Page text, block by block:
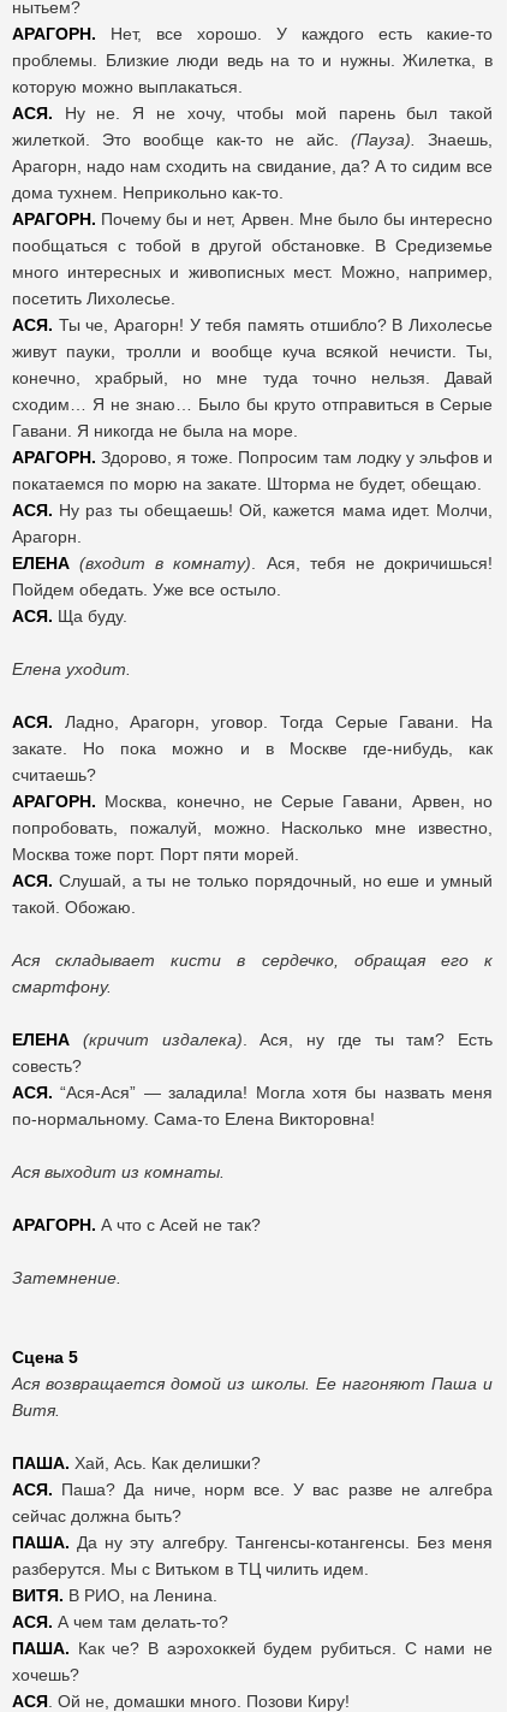
нытьем?
АРАГОРН. Нет, все хорошо. У каждого есть какие-то
проблемы. Близкие люди ведь на то и нужны. Жилетка, в
которую можно выплакаться.
АСЯ. Ну не. Я не хочу, чтобы мой парень был такой
жилеткой. Это вообще как-то не айс. (Пауза).
Знаешь,
Арагорн, надо нам сходить на свидание, да? А то сидим все
дома тухнем. Неприкольно как-то.
АРАГОРН. Почему бы и нет, Арвен. Мне было бы интересно
пообщаться с тобой в другой обстановке. В Средиземье
много интересных и живописных мест. Можно, например,
посетить Лихолесье.
АСЯ. Ты че, Арагорн! У тебя память отшибло? В Лихолесье
живут пауки, тролли и вообще куча всякой нечисти. Ты,
конечно, храбрый, но мне туда точно нельзя. Давай
сходим… Я не знаю… Было бы круто отправиться в Серые
Гавани. Я никогда не была на море.
АРАГОРН. Здорово, я тоже. Попросим там лодку у эльфов и
покатаемся по морю на закате. Шторма не будет, обещаю.
АСЯ. Ну раз ты обещаешь! Ой, кажется мама идет. Молчи,
Арагорн.
ЕЛЕНА(входит в комнату) . Ася, тебя не докричишься!
Пойдем обедать. Уже все остыло.
АСЯ. Ща буду.
Елена уходит.
АСЯ. Ладно, Арагорн, уговор. Тогда Серые Гавани. На
закате. Но пока можно и в Москве где-нибудь, как
считаешь?
АРАГОРН. Москва, конечно, не Серые Гавани, Арвен, но
попробовать, пожалуй, можно. Насколько мне известно,
Москва тоже порт. Порт пяти морей.
АСЯ. Слушай, а ты не только порядочный, но еше и умный
такой. Обожаю.
Ася складывает кисти в сердечко, обращая его к
смартфону.
ЕЛЕНА (кричит издалека) . Ася, ну где ты там? Есть
совесть?
АСЯ. “Ася-Ася” — заладила! Могла хотя бы назвать меня
по-нормальному. Сама-то Елена Викторовна!
Ася выходит из комнаты.
АРАГОРН. А что с Асей не так?
Затемнение.
Сцена 5
Ася возвращается домой из школы. Ее нагоняют Паша и
Витя.
ПАША. Хай, Ась. Как делишки?
АСЯ. Паша? Да ниче, норм все. У вас разве не алгебра
сейчас должна быть?
ПАША. Да ну эту алгебру. Тангенсы-котангенсы. Без меня
разберутся. Мы с Витьком в ТЦ чилить идем.
ВИТЯ. В РИО, на Ленина.
АСЯ. А чем там делать-то?
ПАША. Как че? В аэрохоккей будем рубиться. С нами не
хочешь?
АСЯ . Ой не, домашки много. Позови Киру!